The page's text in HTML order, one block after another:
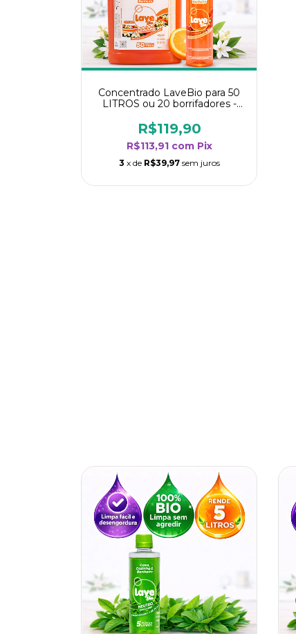
Concentrado LaveBio para 50
LITROS ou 20 borrifadores -
- Flor de Laranjeira
R$119,90
R$113,91 com Pix
3 x de R$39,97 sem juros